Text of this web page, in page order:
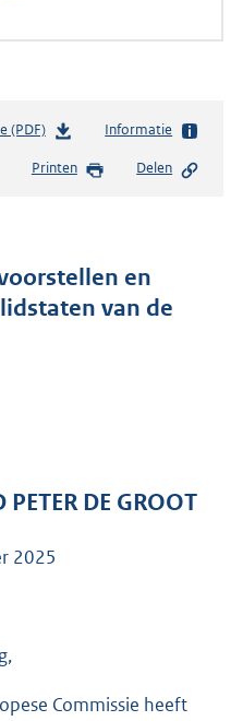
(PDF)b
s
s
g
3
b
Informatie
Printen Delen
en
van de
DE GROOT
2025
Commissie heeft